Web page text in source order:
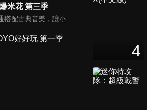
米花 第三季
以卡通搭配古典音樂，讓小朋友感受古典音樂的故事與氛圍，進而促進對於古典音樂的愛好與欣賞。樂器認識：由西瓜哥哥與草莓姊姊帶小朋友認識不同樂器的形狀與樂聲。
4